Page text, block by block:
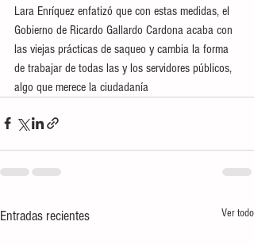
Lara Enríquez enfatizó que con estas medidas, el
Gobierno de Ricardo Gallardo Cardona acaba con
las viejas prácticas de saqueo y cambia la forma
de trabajar de todas las y los servidores públicos,
algo que merece la ciudadanía
Entradas recientes Ver todo